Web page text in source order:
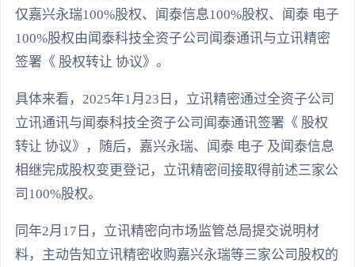
仅嘉兴永瑞100%股权、闻泰信息100%股权、闻泰 电子
100%股权由闻泰科技全资子公司闻泰通讯与立讯精密
签署《 股权转让 协议》。
具体来看，2025年1月23日，立讯精密通过全资子公司
立讯通讯与闻泰科技全资子公司闻泰通讯签署《 股权
转让 协议》，随后，嘉兴永瑞、闻泰 电子 及闻泰信息
相继完成股权变更登记，立讯精密间接取得前述三家公
司100%股权。
同年2月17日，立讯精密向市场监管总局提交说明材
料，主动告知立讯精密收购嘉兴永瑞等三家公司股权的